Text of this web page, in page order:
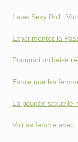
Latex Sexy Doll :
Expérimentez la
Pourquoi on baise
Est-ce que les
La poupée sexuelle
Voir sa femme